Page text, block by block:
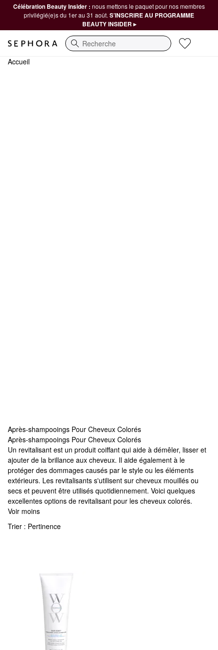
Célébration Beauty Insider : nous mettons le paquet pour nos membres
privilégié(e)s du 1er au 31 août. S’INSCRIRE AU PROGRAMME
BEAUTY INSIDER ▸
Recherche
Accueil
Après-shampooings Pour Cheveux Colorés
Après-shampooings Pour Cheveux Colorés
Après-shampooings Pour Cheveux Colorés
Un revitalisant est un produit coiffant qui aide à démêler, lisser et
ajouter de la brillance aux cheveux. Il aide également à le
protéger des dommages causés par le style ou les éléments
extérieurs. Les revitalisants s'utilisent sur cheveux mouillés ou
secs et peuvent être utilisés quotidiennement. Voici quelques
excellentes options de revitalisant pour les cheveux colorés.
Voir moins
Trier : Pertinence